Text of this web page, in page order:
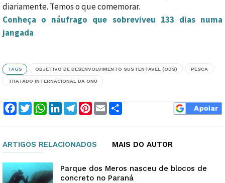
diariamente. Temos o que comemorar.
Conheça o náufrago que sobreviveu 133 dias numa
jangada
TAGS OBJETIVO DE DESENVOLVIMENTO SUSTENTÁVEL (ODS) PESCA
TRATADO INTERNACIONAL DA ONU
Facebook
TwitterWhatsApp
LinkedInTelegram
Pinterest
Email
ARTIGOS RELACIONADOS MAIS DO AUTOR
Parque dos Meros nasceu de blocos de
concreto no Paraná